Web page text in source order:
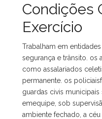
Condições
Exercício
Trabalham em
segurança e trânsito. os
como assalariados
permanente. os
guardas civis
emequipe, sob
ambiente fechado, a